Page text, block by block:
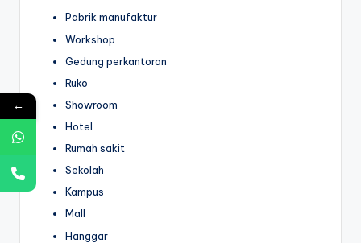
Pabrik manufaktur
Workshop
Gedung perkantoran
Ruko
Showroom
Hotel
Rumah sakit
Sekolah
Kampus
Mall
Hanggar
←